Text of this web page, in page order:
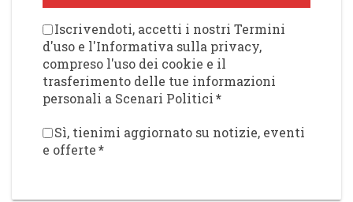
Iscrivendoti, accetti i nostri Termini
d'uso e l'Informativa sulla privacy,
compreso l'uso dei cookie e il
trasferimento delle tue informazioni
personali a Scenari Politici*
Sì, tienimi aggiornato su notizie, eventi
e offerte*